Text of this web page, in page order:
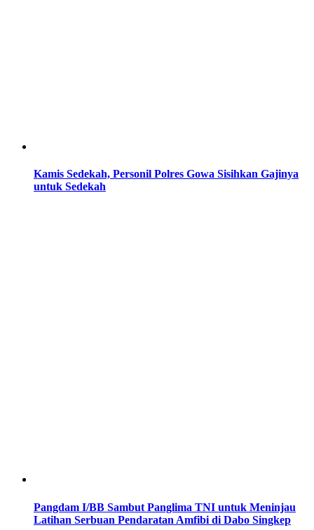
Kamis Sedekah, Personil Polres Gowa Sisihkan Gajinya
untuk Sedekah
Pangdam I/BB Sambut Panglima TNI untuk Meninjau
Latihan Serbuan Pendaratan Amfibi di Dabo Singkep